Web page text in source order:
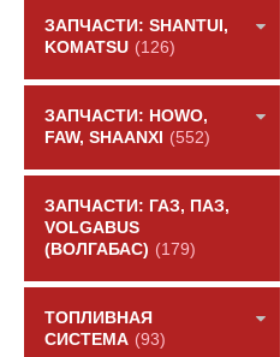
ЗАПЧАСТИ: SHANTUI,
KOMATSU (126)
ЗАПЧАСТИ: HOWO,
FAW, SHAANXI
(552)
ЗАПЧАСТИ: ГАЗ, ПАЗ,
VOLGABUS
(ВОЛГАБАС) (179)
ТОПЛИВНАЯ
СИСТЕМА (93)